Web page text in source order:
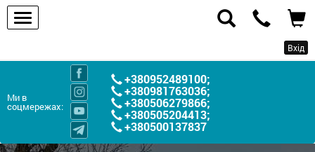
Вхід
Ми в
соцмережах:
+380952489100;
+380981763036;
+380506279866;
+380505204413;
+380500137837